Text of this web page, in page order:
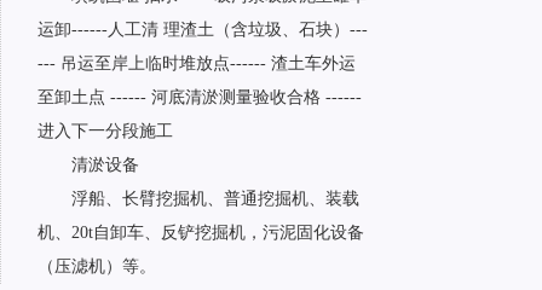
运卸------人工清 理渣土（含垃圾、石块）---
--- 吊运至岸上临时堆放点------ 渣土车外运
至卸土点 ------ 河底清淤测量验收合格 ------
进入下一分段施工
清淤设备
浮船、长臂挖掘机、普通挖掘机、装载
机、20t自卸车、反铲挖掘机，污泥固化设备
（压滤机）等。